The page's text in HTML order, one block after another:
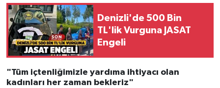
Denizli'de 500 Bin
TL'lik Vurguna JASAT
Engeli
"Tüm içtenliğimizle yardıma ihtiyacı olan
kadınları her zaman bekleriz"